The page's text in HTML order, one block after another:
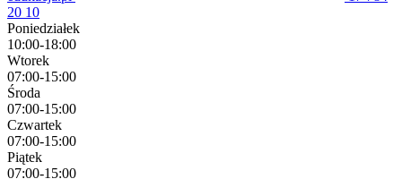
20 10
Poniedziałek
10:00-18:00
Wtorek
07:00-15:00
Środa
07:00-15:00
Czwartek
07:00-15:00
Piątek
07:00-15:00